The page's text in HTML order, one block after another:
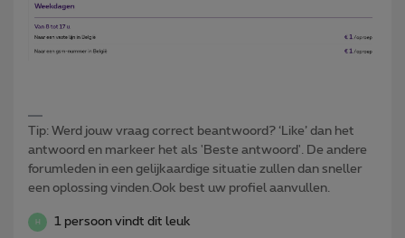
Tip: Werd jouw vraag correct beantwoord? ‘Like’ dan het
antwoord en markeer het als 'Beste antwoord'. De andere
forumleden in een gelijkaardige situatie zullen dan sneller
een oplossing vinden.Ook best uw profiel aanvullen.
H 1 persoon vindt dit leuk